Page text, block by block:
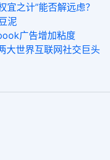
之计”能否解远虑？
泥
广告增加粘度
大世界互联网社交巨头